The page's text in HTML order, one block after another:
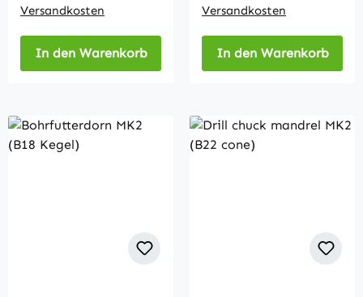
Versandkosten
In den Warenkorb
Versandkosten
In den Warenkorb